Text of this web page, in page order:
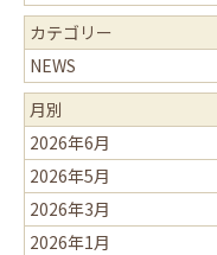
カテゴリー
NEWS
月別
2026年6月
2026年5月
2026年3月
2026年1月